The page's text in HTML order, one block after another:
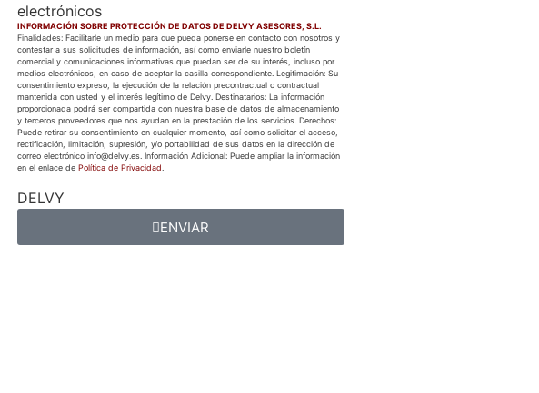
electrónicos
INFORMACIÓN SOBRE PROTECCIÓN DE DATOS DE DELVY ASESORES, S.L.
Finalidades: Facilitarle un medio para que pueda ponerse en contacto con nosotros y
contestar a sus solicitudes de información, así como enviarle nuestro boletín
comercial y comunicaciones informativas que puedan ser de su interés, incluso por
medios electrónicos, en caso de aceptar la casilla correspondiente. Legitimación: Su
consentimiento expreso, la ejecución de la relación precontractual o contractual
mantenida con usted y el interés legítimo de Delvy. Destinatarios: La información
proporcionada podrá ser compartida con nuestra base de datos de almacenamiento
y terceros proveedores que nos ayudan en la prestación de los servicios. Derechos:
Puede retirar su consentimiento en cualquier momento, así como solicitar el acceso,
rectificación, limitación, supresión, y/o portabilidad de sus datos en la dirección de
correo electrónico info@delvy.es. Información Adicional: Puede ampliar la información
en el enlace de Política de Privacidad
DELVY
ENVIAR